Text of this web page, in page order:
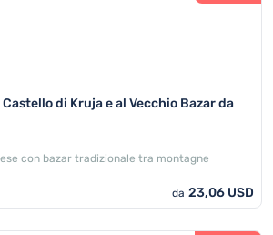
di Kruja e al Vecchio Bazar da
con bazar tradizionale tra montagne
da 23,06 USD